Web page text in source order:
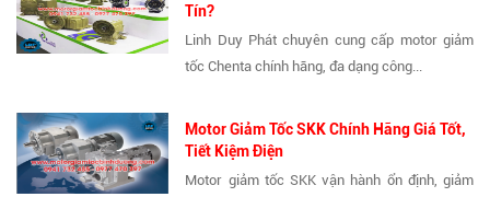
Tín?
Linh Duy Phát chuyên cung cấp motor giảm
tốc Chenta chính hãng, đa dạng công...
Motor Giảm Tốc SKK Chính Hãng Giá Tốt,
Tiết Kiệm Điện
Motor giảm tốc SKK vận hành ổn định, giảm